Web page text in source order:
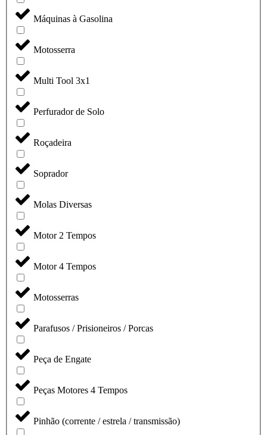
Máquinas à Gasolina
Motosserra
Multi Tool 3x1
Perfurador de Solo
Roçadeira
Soprador
Molas Diversas
Motor 2 Tempos
Motor 4 Tempos
Motosserras
Parafusos / Prisioneiros / Porcas
Peça de Engate
Peças Motores 4 Tempos
Pinhão (corrente / estrela / transmissão)